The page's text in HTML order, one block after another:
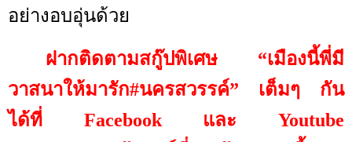
อย่างอบอุ่นด้วย
ฝากติดตามสกู๊ปพิเศษ “เมืองนี้พี่มี
วาสนาให้มารัก#นครสวรรค์” เต็มๆ กัน
ได้ที่ Facebook และYoutube